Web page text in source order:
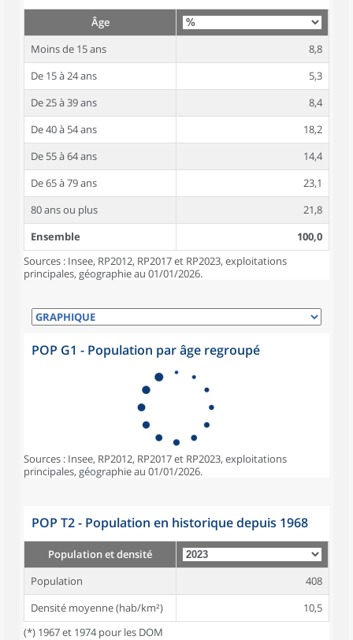
Âge
Moins de 15 ans
8,8
De 15 à 24 ans
5,3
De 25 à 39 ans
8,4
De 40 à 54 ans
18,2
De 55 à 64 ans
14,4
De 65 à 79 ans
23,1
80 ans ou plus
21,8
Ensemble
100,0
Sources : Insee, RP2012, RP2017 et RP2023, exploitations
principales, géographie au 01/01/2026.
POP G1 - Population par âge regroupé
Sources : Insee, RP2012, RP2017 et RP2023, exploitations
principales, géographie au 01/01/2026.
POP T2 - Population en historique depuis 1968
Population et densité
Population
408
Densité moyenne (hab/km²)
10,5
(*) 1967 et 1974 pour les DOM